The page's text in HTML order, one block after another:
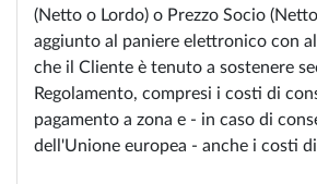
(Netto o Lordo) o Prezzo Socio
aggiunto al paniere elettronico con
che il Cliente è tenuto a sostenere
Regolamento, compresi i costi di
pagamento a zona e - in caso di
dell'Unione europea - anche i costi